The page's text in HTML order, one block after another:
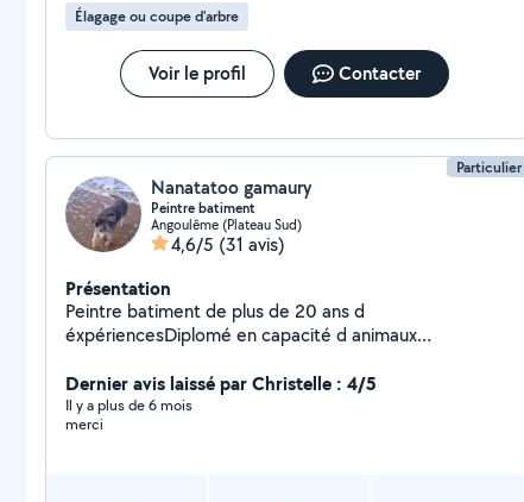
Élagage ou coupe d'arbre
Voir le profil Contacter
Particulier
Nanatatoo gamaury
Peintre batiment
Angoulême (Plateau Sud)
4,6/5 (31 avis)
Présentation
Peintre batiment de plus de 20 ans d
éxpériencesDiplomé en capacité d animaux
toutes propositionsA votre sérvice.
Dernier avis laissé par Christelle : 4/5
Il y a plus de 6 mois
merci